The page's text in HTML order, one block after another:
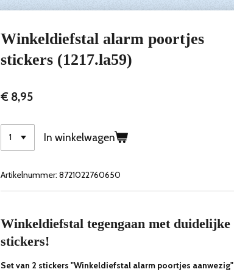
Winkeldiefstal alarm poortjes
stickers (1217.la59)
€ 8,95
In winkelwagen
Artikelnummer: 8721022760650
Winkeldiefstal tegengaan met duidelijke
stickers!
Set van 2 stickers "Winkeldiefstal alarm poortjes aanwezig"